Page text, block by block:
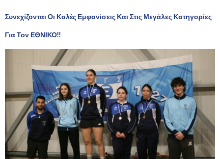
Συνεχίζονται Οι Καλές Εμφανίσεις Και Στις Μεγάλες Κατηγορίες
Για Τον ΕΘΝΙΚΟ!!